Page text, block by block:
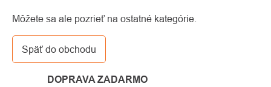
Môžete sa ale pozrieť na ostatné kategórie.
Späť do obchodu
DOPRAVA ZADARMO